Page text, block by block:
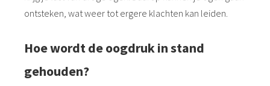
ontsteken, wat weer tot ergere klachten kan leiden.
Hoe wordt de oogdruk in stand
gehouden?